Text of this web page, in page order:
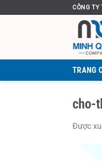
qua
CÔNG TY
TRANG
cho-
Được